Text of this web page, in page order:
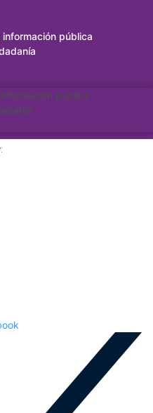
pública
pública